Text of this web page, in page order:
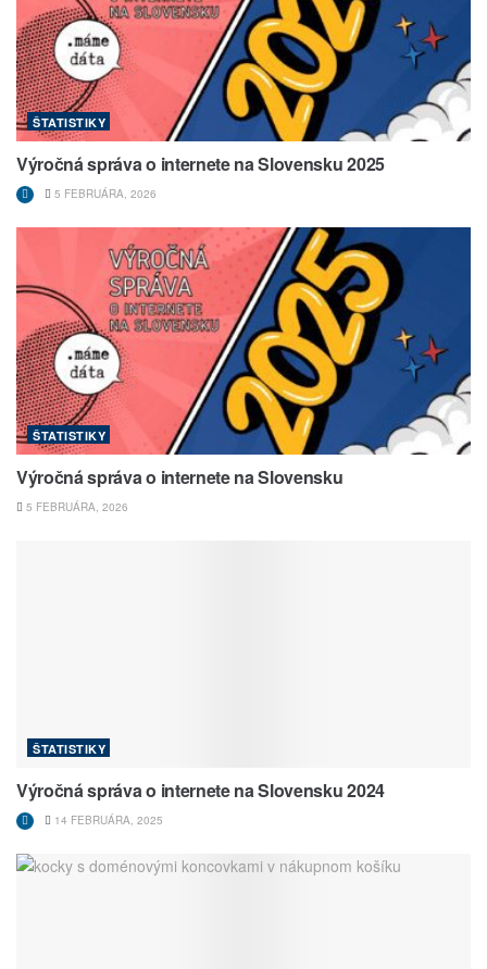
ŠTATISTIKY
Výročná správa o internete na Slovensku 2025
5 FEBRUÁRA, 2026
ŠTATISTIKY
Výročná správa o internete na Slovensku
5 FEBRUÁRA, 2026
ŠTATISTIKY
Výročná správa o internete na Slovensku 2024
14 FEBRUÁRA, 2025